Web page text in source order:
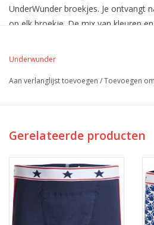
UnderWunder broekjes. Je ontvangt
op elk broekje. De mix van kleuren
Je kunt kiezen uit blauwe, witte en
tijd. Dus uitermate geschikt voor het
druppels (urine en/of vloeibare
Maten en maattabel
UnderWunder is voor kinderen
176. Hierbij maken wij gebruik van
bijvoorbeeld 110/116 en 122/128.
Underwunder
Aan verlanglijst toevoegen /Toevoegen
Gerelateerde producten